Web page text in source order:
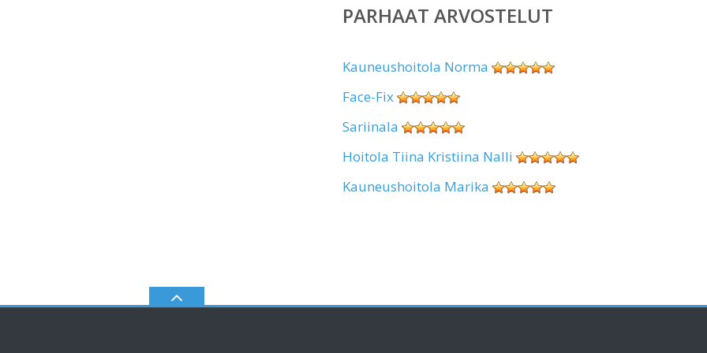
PARHAAT ARVOSTELUT
Kauneushoitola Norma
Face-Fix
Sariinala
Hoitola Tiina Kristiina Nalli
Kauneushoitola Marika